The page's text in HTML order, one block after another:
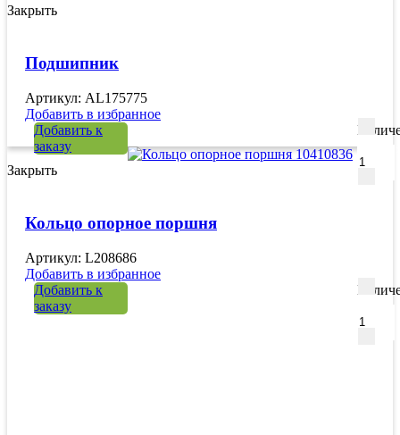
Закрыть
Подшипник
Артикул: AL175775
Добавить в избранное
Добавить к
заказу
Закрыть
Кольцо опорное поршня
Артикул: L208686
Добавить в избранное
Добавить к
заказу